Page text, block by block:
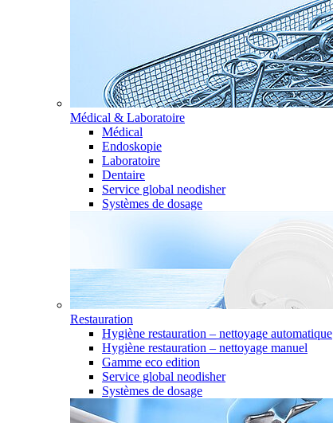
Médical & Laboratoire
Médical
Endoskopie
Laboratoire
Dentaire
Service global neodisher
Systèmes de dosage
Restauration
Hygiène restauration – nettoyage automatique
Hygiène restauration – nettoyage manuel
Gamme eco edition
Service global neodisher
Systèmes de dosage